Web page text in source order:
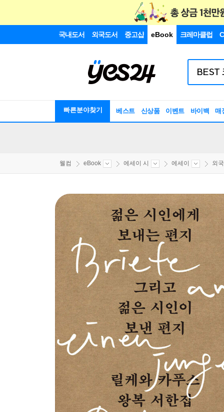
국내도서 외국도서 중고샵 eBook 크레마클럽
빠른분야찾기 베스트 신상품 이벤트 바이백 매
웰컴 eBook 에세이 시 에세이 외